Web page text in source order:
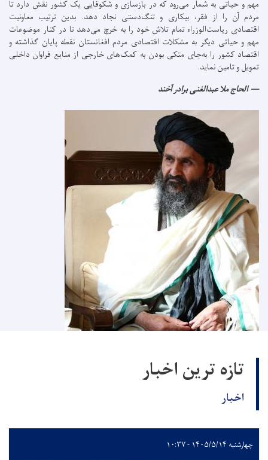
مهم و حیاتی به شمار می‌رود که در بازسازی و شکوفایی یک کشور نقش دارد تا
مردم آن را از فقر، بیکاری و تنگ‌دستی نجاد دهد. بدین ترتیب معاونیت
اقتصادی ریاست‌الوزراء تمام تلاش خود را به خرچ می‌دهد تا در کنار موضوعات
مهم و حیاتی دیگر به مشکلات اقتصادی مردم افغانستان نقطه پایان گذاشته و
اقتصاد کشور را به‌جای متکی بودن به کمک‌های خارجی از منابع فراوان داخلی
تمویل و تامین نماید.
الحاج ملا عبدالغنی برادر آخند
تازه ترین اخبار
اخبار
چهارشنبه ۱۴۰۵/۵/۱۴ - ۱۰:۳۷